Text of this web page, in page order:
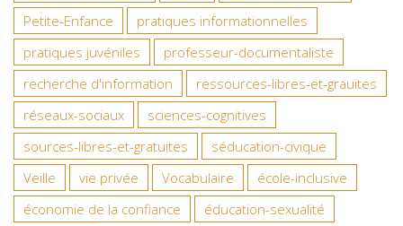
Petite-Enfance
pratiques informationnelles
pratiques juvéniles
professeur-documentaliste
recherche d'information
ressources-libres-et-grauites
réseaux-sociaux
sciences-cognitives
sources-libres-et-gratuites
séducation-civique
Veille
vie privée Vocabulaire
école-inclusive
économie de la confiance
éducation-sexualité